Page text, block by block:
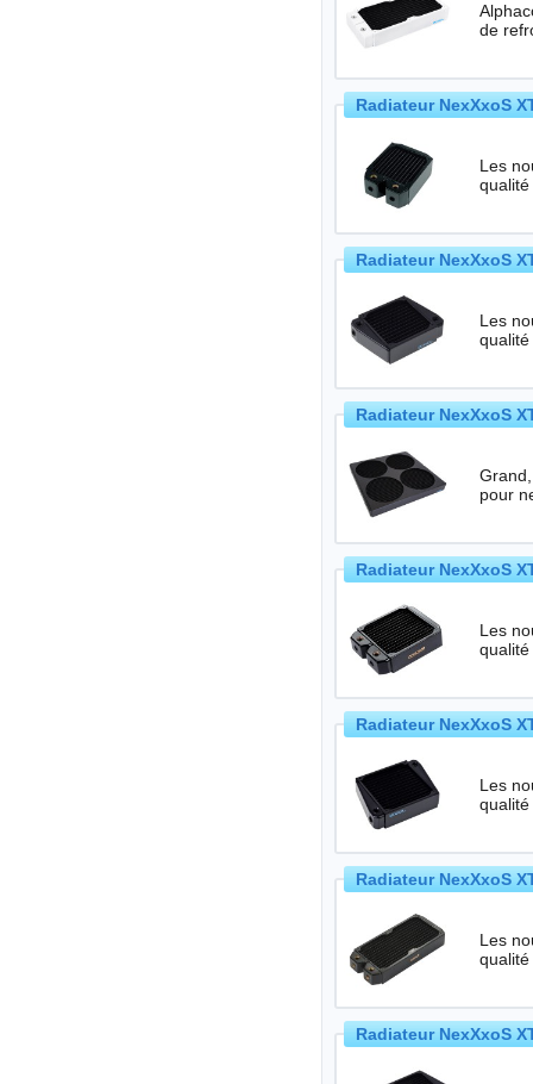
de
Radiateur NexXxoS
Les
Radiateur NexXxoS
Les
Radiateur NexXxoS
pour
Radiateur NexXxoS
Les
Radiateur NexXxoS
Les
Radiateur NexXxoS
Les
Radiateur NexXxoS